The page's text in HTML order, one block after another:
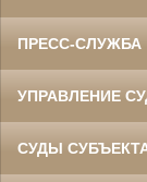
ПРЕСС-СЛУЖБА
УПРАВЛЕНИЕ
СУДЫ